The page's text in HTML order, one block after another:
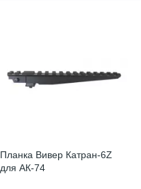
Планка Вивер Катран-6Z
для АК-74